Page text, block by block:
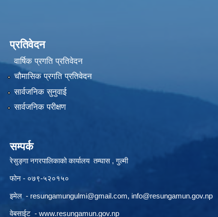
प्रतिवेदन
वार्षिक प्रगति प्रतिवेदन
चौमासिक प्रगति प्रतिवेदन
सार्वजनिक सुनुवाई
सार्वजनिक परीक्षण
सम्पर्क
रेसुङ्गा नगरपालिकाको कार्यालय तम्घास , गुल्मी
फोन - ०७९-५२०१५०
इमेल - resungamungulmi@gmail.com, info@resungamun.gov.np
वेबसाईट - www.resungamun.gov.np